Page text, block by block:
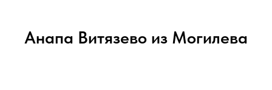
Анапа Витязево из Могилева